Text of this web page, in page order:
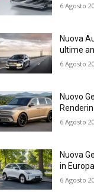
6 Agosto
Nuova
ultime
6 Agosto
Nuovo
6 Agosto
Nuova
in Europa
6 Agosto